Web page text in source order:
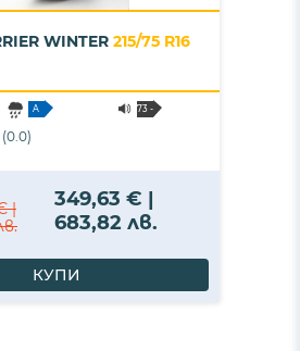
WINTER 215/75 R16
A
73 -
(0.0)
|
349,63 € |
683,82 лв.
КУПИ